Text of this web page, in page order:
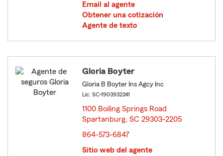
Email al agente
Obtener una cotización
Agente de texto
Gloria Boyter
Gloria B Boyter Ins Agcy Inc
Lic: SC-1903932241
1100 Boiling Springs Road
Spartanburg, SC 29303-2205
864-573-6847
Sitio web del agente